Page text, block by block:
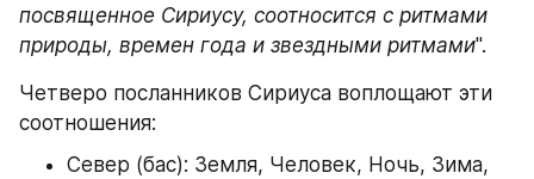
посвященное Сириусу, соотносится с ритмами
природы, времен года и звездными ритмами".
Четверо посланников Сириуса воплощают эти
соотношения:
Север (бас): Земля, Человек, Ночь, Зима,